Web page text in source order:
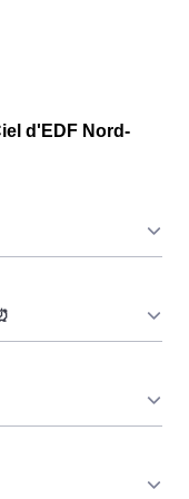
d'EDF Nord-
ou ailleurs. 💡
pendant 65 jours